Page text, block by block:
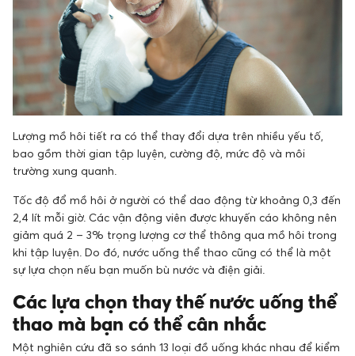
Lượng mồ hôi tiết ra có thể thay đổi dựa trên nhiều yếu tố,
bao gồm thời gian tập luyện, cường độ, mức độ và môi
trường xung quanh.
Tốc độ đổ mồ hôi ở người có thể dao động từ khoảng 0,3 đến
2,4 lít mỗi giờ. Các vận động viên được khuyến cáo không nên
giảm quá 2 – 3% trọng lượng cơ thể thông qua mồ hôi trong
khi tập luyện. Do đó, nước uống thể thao cũng có thể là một
sự lựa chọn nếu bạn muốn bù nước và điện giải.
Các lựa chọn thay thế nước uống thể
thao mà bạn có thể cân nhắc
Một nghiên cứu đã so sánh 13 loại đồ uống khác nhau để kiểm